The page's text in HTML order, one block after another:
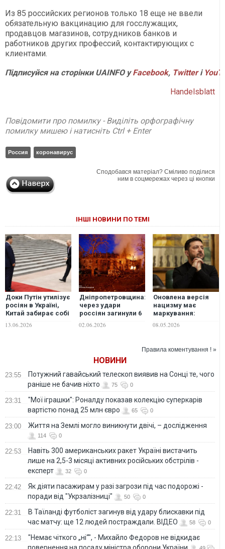
Из 85 российских регионов только 18 еще не ввели
обязательную вакцинацию для госслужащих,
продавцов магазинов, сотрудников банков и
работников других профессий, контактирующих с
клиентами.
Підписуйся на сторінки UAINFO уFacebook, Twitterі
Handelsblatt
Повідомити про помилку - Виділіть орфографічну
помилку мишею і натисніть Ctrl + Enter
Россия коронавирус
Сподобався матеріал? Сміливо поділися
ним в соцмережах через ці кнопки
ІНШІ НОВИНИ ПО ТЕМІ
Доки Путін утилізує
росіян в Україні,
Китай забирає собі
бою, - The Hill
13.06.2026
Дніпропетровщина:
через удари
россіян загинули 6
рятувальник, ще 36
02.06.2026
Оновлена версія
нацизму має
маркування:
России", -
08.05.2026
Правила коментування ! »
НОВИНИ
23:55
Потужний гавайський телескоп виявив на Сонці те, чого
раніше не бачив ніхто
75 0
23:31
"Мої іграшки": Роналду показав колекцію суперкарів
вартістю понад 25 млн євро
65 0
23:00 Життя на Землі могло виникнути двічі, – дослідження
114 0
22:53
Навіть 300 американських ракет Україні вистачить
лише на 2,5-3 місяці активних російських обстрілів -
експерт
32 0
22:42
Як діяти пасажирам у разі загрози під час подорожі -
поради від "Укрзалізниці"
50 0
22:31
В Таїланді футболіст загинув від удару блискавки під
час матчу: ще 12 людей постраждали. ВІДЕО
58 0
22:13
"Немає чіткого „ні“", - Михайло Федоров не відкидає